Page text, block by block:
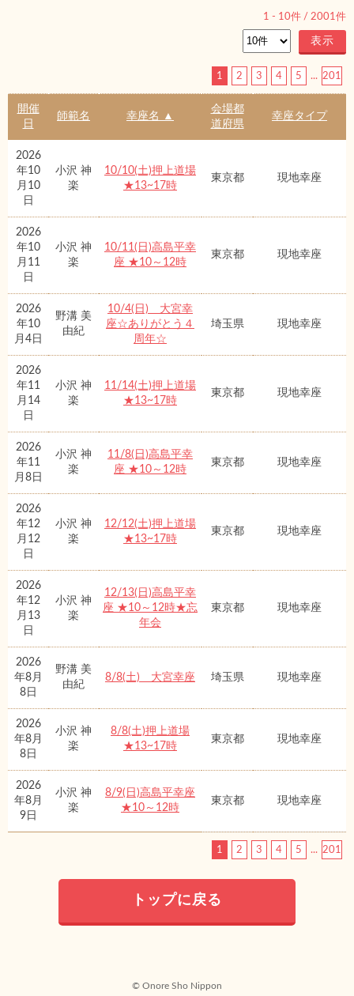
1 - 10件 / 2001件
1 2 3 4 5 ... 201
開催
日
師範名 幸座名 ▲
会場都
道府県
幸座タイプ
2026
年10
月10
日
小沢 神
楽
10/10(土)押上道場
★13~17時
東京都 現地幸座
2026
年10
月11
日
小沢 神
楽
10/11(日)高島平幸
座 ★10～12時
東京都 現地幸座
2026
年10
月4日
野溝 美
由紀
10/4(日) 大宮幸
座☆ありがとう４
周年☆
埼玉県 現地幸座
2026
年11
月14
日
小沢 神
楽
11/14(土)押上道場
★13~17時
東京都 現地幸座
2026
年11
月8日
小沢 神
楽
11/8(日)高島平幸
座 ★10～12時
東京都 現地幸座
2026
年12
月12
日
小沢 神
楽
12/12(土)押上道場
★13~17時
東京都 現地幸座
2026
年12
月13
日
小沢 神
楽
12/13(日)高島平幸
座 ★10～12時★忘
年会
東京都 現地幸座
2026
年8月
8日
野溝 美
由紀
8/8(土) 大宮幸座 埼玉県 現地幸座
2026
年8月
8日
小沢 神
楽
8/8(土)押上道場
★13~17時
東京都 現地幸座
2026
年8月
9日
小沢 神
楽
8/9(日)高島平幸座
★10～12時
東京都 現地幸座
1 2 3 4 5 ... 201
トップに戻る
© Onore Sho Nippon